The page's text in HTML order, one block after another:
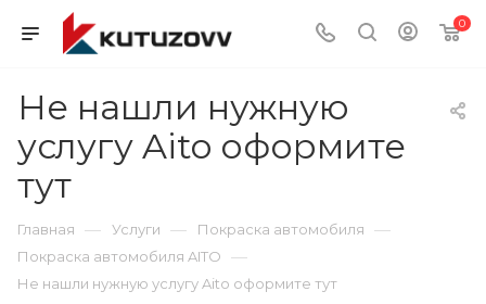
0
Не нашли нужную
услугу Aito оформите
тут
Главная — Услуги — Покраска автомобиля —
Покраска автомобиля AITO —
Не нашли нужную услугу Aito оформите тут